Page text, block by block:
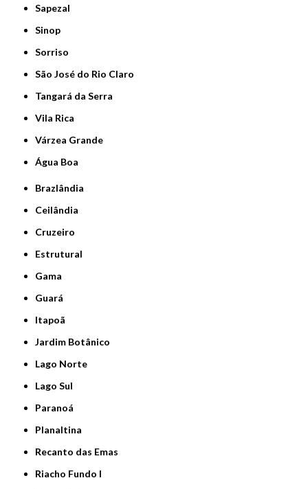
Sapezal
Sinop
Sorriso
São José do Rio Claro
Tangará da Serra
Vila Rica
Várzea Grande
Água Boa
Brazlândia
Ceilândia
Cruzeiro
Estrutural
Gama
Guará
Itapoã
Jardim Botânico
Lago Norte
Lago Sul
Paranoá
Planaltina
Recanto das Emas
Riacho Fundo I